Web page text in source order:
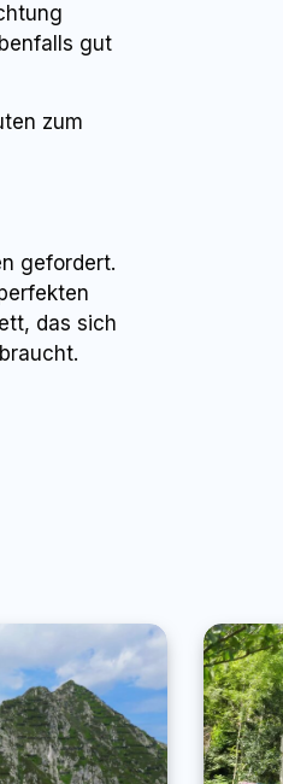
gut
zum
gefordert.
das sich